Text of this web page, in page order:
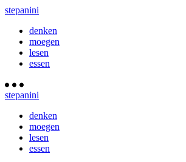
stepanini
denken
moegen
lesen
essen
stepanini
denken
moegen
lesen
essen